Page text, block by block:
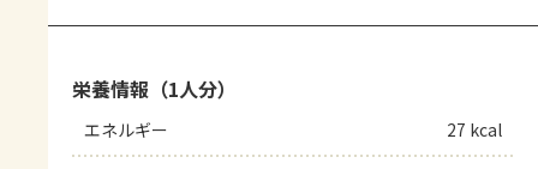
栄養情報（1人分）
エネルギー 27 kcal